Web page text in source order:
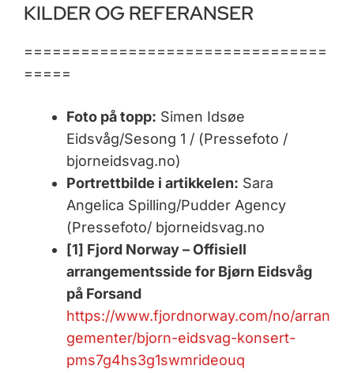
KILDER OG REFERANSER
================================
=====
Foto på topp: Simen Idsøe
Eidsvåg/Sesong 1 / (Pressefoto /
bjorneidsvag.no)
Portrettbilde i artikkelen: Sara
Angelica Spilling/Pudder Agency
(Pressefoto/ bjorneidsvag.no
[1] Fjord Norway – Offisiell
arrangementsside for Bjørn Eidsvåg
på Forsand
https://www.fjordnorway.com/no/arran
gementer/bjorn-eidsvag-konsert-
pms7g4hs3g1swmrideouq